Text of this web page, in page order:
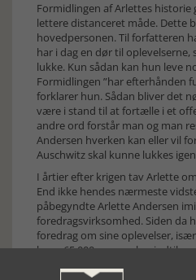
Formidlingen af Arlettes historie
lettere distanceret måde. Dette
hovedpersonen. Til forfatteren
har i dag en dør til oplevelserne,
lukke. Kun sådan kan hun leve
Formidlingen ”har efterhånden
forklarer hun. Sådan bliver det
være i stand til at fortælle i et
andre ord forstår man og man
Andersen hverken kan eller vil
Auschwitz skal kunne lukkes
I årtier efter krigen tav Arlette
End ikke hendes nærmeste
påbegyndte Arlette Andersen
foredragsvirksomhed. Siden da
foredrag om sine oplevelser,
knap 65.000 mennesker indtil